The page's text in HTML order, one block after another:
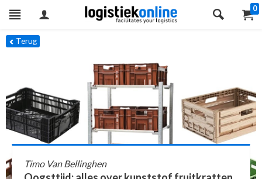
0
Terug
Timo Van Bellinghen